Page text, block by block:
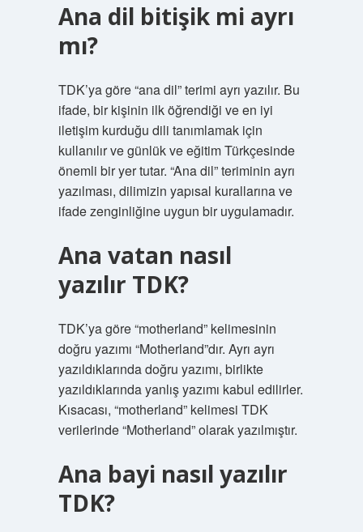
Ana dil bitişik mi ayrı
mı?
TDK’ya göre “ana dil” terimi ayrı yazılır. Bu
ifade, bir kişinin ilk öğrendiği ve en iyi
iletişim kurduğu dili tanımlamak için
kullanılır ve günlük ve eğitim Türkçesinde
önemli bir yer tutar. “Ana dil” teriminin ayrı
yazılması, dilimizin yapısal kurallarına ve
ifade zenginliğine uygun bir uygulamadır.
Ana vatan nasıl
yazılır TDK?
TDK’ya göre “motherland” kelimesinin
doğru yazımı “Motherland”dır. Ayrı ayrı
yazıldıklarında doğru yazımı, birlikte
yazıldıklarında yanlış yazımı kabul edilirler.
Kısacası, “motherland” kelimesi TDK
verilerinde “Motherland” olarak yazılmıştır.
Ana bayi nasıl yazılır
TDK?